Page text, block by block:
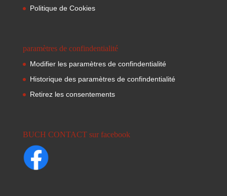
Politique de Cookies
paramètres de confindentialité
Modifier les paramètres de confindentialité
Historique des paramètres de confindentialité
Retirez les consentements
BUCH CONTACT sur facebook